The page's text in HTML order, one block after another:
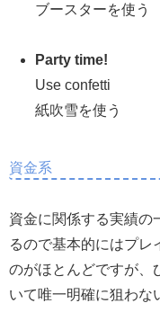
ブースターを使う
Party time!
Use confetti
紙吹雪を使う
資金系
資金に関係する実績の
るので基本的にはプレ
のがほとんどですが、
いて唯一明確に狙わな